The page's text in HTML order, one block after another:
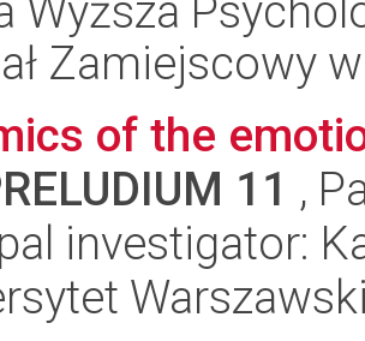
Wyższa
Zamiejscowy
of the
11 ,
investigator: